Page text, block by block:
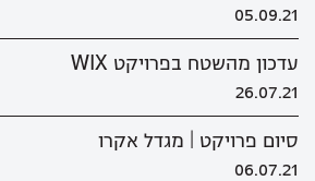
05.09.21
עדכון מהשטח בפרויקט WIX
26.07.21
סיום פרויקט | מגדל אקרו
06.07.21